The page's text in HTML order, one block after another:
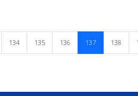
134 135 136 137 138